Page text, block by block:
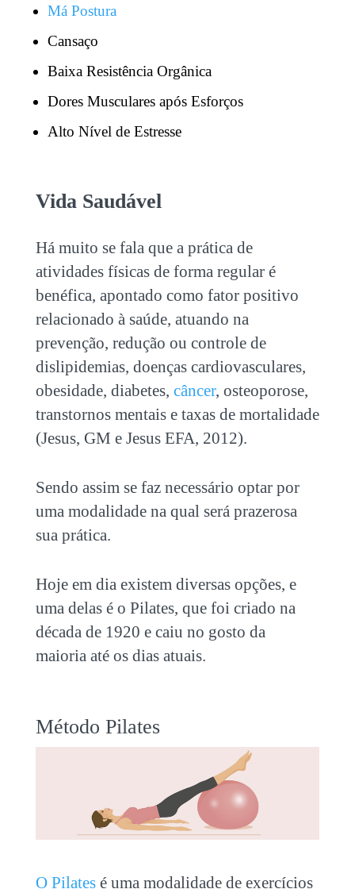
Má Postura
Cansaço
Baixa Resistência Orgânica
Dores Musculares após Esforços
Alto Nível de Estresse
Vida Saudável
Há muito se fala que a prática de
atividades físicas de forma regular é
benéfica, apontado como fator positivo
relacionado à saúde, atuando na
prevenção, redução ou controle de
dislipidemias, doenças cardiovasculares,
obesidade, diabetes, câncer, osteoporose,
transtornos mentais e taxas de mortalidade
(Jesus, GM e Jesus EFA, 2012).
Sendo assim se faz necessário optar por
uma modalidade na qual será prazerosa
sua prática.
Hoje em dia existem diversas opções, e
uma delas é o Pilates, que foi criado na
década de 1920 e caiu no gosto da
maioria até os dias atuais.
Método Pilates
O Pilatesé uma modalidade de exercícios